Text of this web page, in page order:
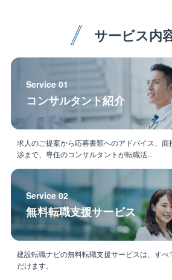
間、フレックス制度導入等、プライ
がら業務に取り組むことができる環
■安定基盤で安心して就業可能！
業界トップの管理物件数を誇る大京
オリックスグループ
【事業基盤】
株式会社大京のグループ会社であり
持管理業を全国で展開しており、
績を着実に伸ばしています。
【事業概要】
グループで展開する「サーパスマン
め、分譲マンションやビル等の管理/
してマンションにお住まいの方々の
サービス内
Service 01
コンサルタント紹介
求人のご提案から応募書類へのアドバイス、
渉まで、専任のコンサルタントが転職活...
Service 02
無料転職支援サービス
建設転職ナビの無料転職支援サービスは、す
だけます。